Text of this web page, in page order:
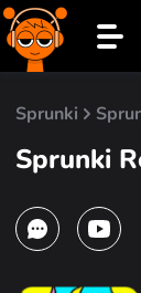
Sprunki
Sprunki